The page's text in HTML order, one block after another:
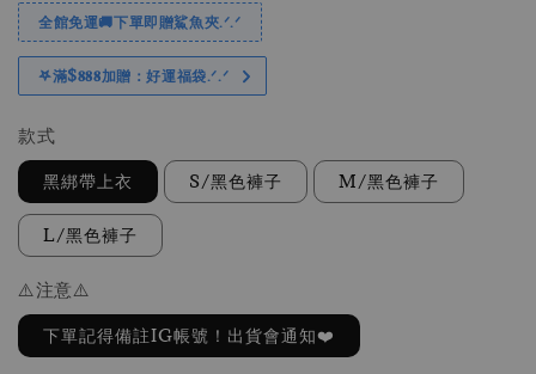
全館免運🚚下單即贈鯊魚夾.ᐟ.ᐟ
𖤐滿$𝟖𝟖𝟖加贈：好運福袋.ᐟ‪.ᐟ
款式
黑綁帶上衣 S/黑色褲子 M/黑色褲子
L/黑色褲子
⚠️注意⚠️
下單記得備註IG帳號！出貨會通知❤️